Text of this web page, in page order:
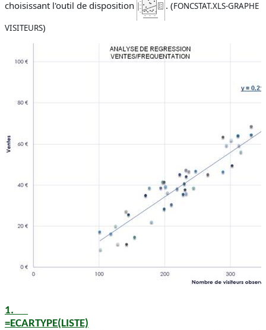
choisissant l'outil de disposition
. (FONCSTAT.XLS-GRAPHE
VISITEURS)
1.
=ECARTYPE(LISTE)